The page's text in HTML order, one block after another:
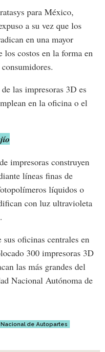
para México,
a su vez que los
en una mayor
costos en la forma en
las impresoras 3D es
en la oficina o el
impresoras construyen
líneas finas de
líquidos o
con luz ultravioleta
oficinas centrales en
300 impresoras 3D
las más grandes del
Nacional Autónoma de
de Autopartes